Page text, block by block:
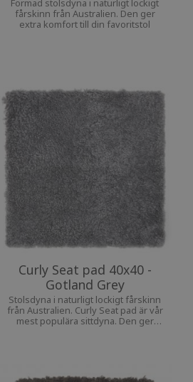
Formad stolsdyna i naturligt lockigt
fårskinn från Australien. Den ger
extra komfort till din favoritstol
Curly Seat pad 40x40 -
Gotland Grey
Stolsdyna i naturligt lockigt fårskinn
från Australien. Curly Seat pad är vår
mest populära sittdyna. Den ger